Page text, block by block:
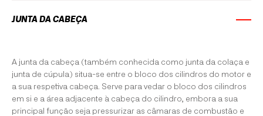
JUNTA DA CABEÇA
A junta da cabeça (também conhecida como junta da colaça e
junta de cúpula) situa-se entre o bloco dos cilindros do motor e
a sua respetiva cabeça. Serve para vedar o bloco dos cilindros
em si e a área adjacente à cabeça do cilindro, embora a sua
principal função seja pressurizar as câmaras de combustão e